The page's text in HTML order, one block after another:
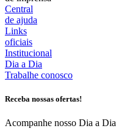
Central
de ajuda
Links
oficiais
Institucional
Dia a Dia
Trabalhe conosco
Receba nossas ofertas!
Acompanhe nosso Dia a Dia